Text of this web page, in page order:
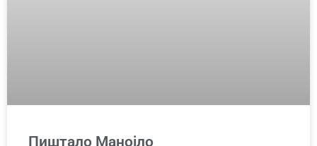
Пиштало Манојло